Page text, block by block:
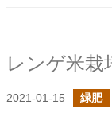
レンゲ米栽
2021-01-15 緑肥